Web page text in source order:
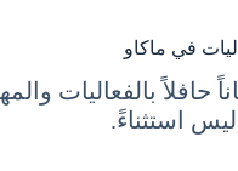
في ماكاو
حافلاً بالفعاليات
ليس استثناءً.